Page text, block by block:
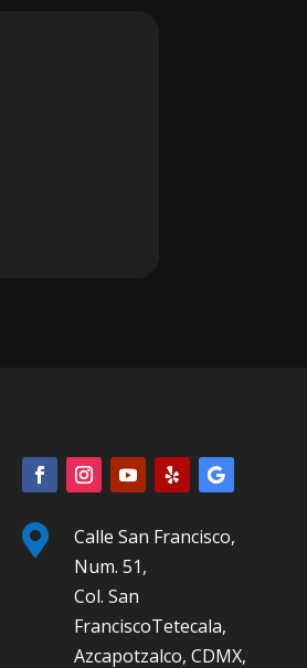

Calle San Francisco,
Num. 51,
Col. San
FranciscoTetecala,
Azcapotzalco, CDMX,